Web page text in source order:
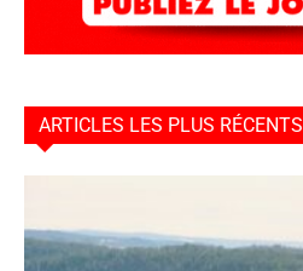
ARTICLES LES PLUS RÉCENTS